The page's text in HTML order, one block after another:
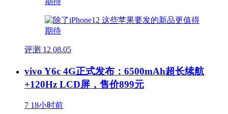
评测 12 08.05
vivo Y6c 4G正式发布：6500mAh超长续航
+120Hz LCD屏，售价899元
7 18小时前